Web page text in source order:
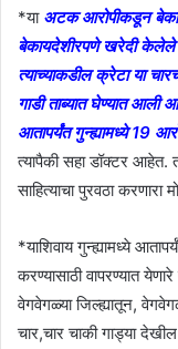
*या अटक आरोपीकडून
बेकायदेशीरपणे खरेदी
त्याच्याकडील क्रेटा या
गाडी ताब्यात घेण्यात आली
आतापर्यंत गुन्ह्यामध्ये 19
त्यापैकी सहा डॉक्टर
साहित्याचा पुरवठा करणारा
*याशिवाय गुन्ह्यामध्ये
करण्यासाठी वापरण्यात
वेगवेगळ्या जिल्ह्यातून,
चार,चार चाकी गाड्या